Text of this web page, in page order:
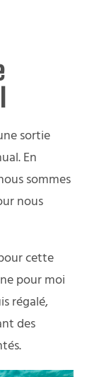
sortie
En
sommes
nous
cette
pour moi
régalé,
des